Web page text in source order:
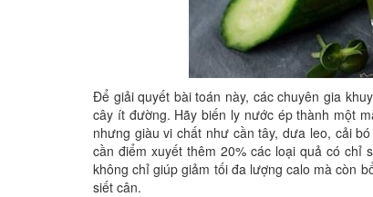
Để giải quyết bài toán này, các chuyên gia
cây ít đường. Hãy biến ly nước ép thành một
nhưng giàu vi chất như cần tây, dưa leo, cải
cần điểm xuyết thêm 20% các loại quả có
không chỉ giúp giảm tối đa lượng calo mà còn
siết cân.